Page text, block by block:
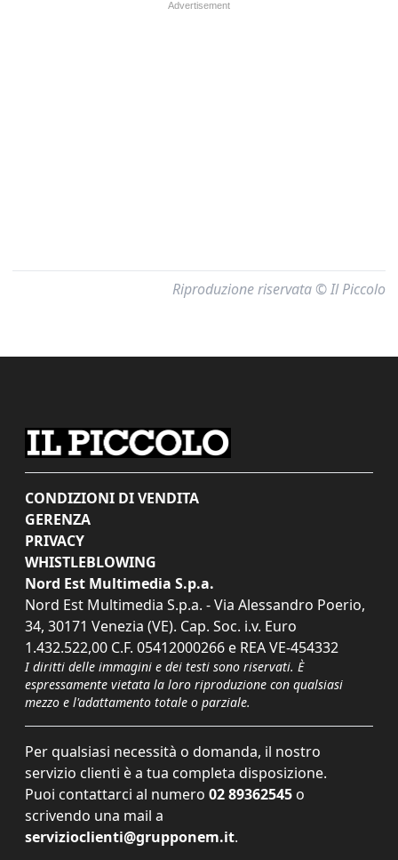
Riproduzione riservata © Il Piccolo
CONDIZIONI DI VENDITA
GERENZA
PRIVACY
WHISTLEBLOWING
Nord Est Multimedia S.p.a.
Nord Est Multimedia S.p.a. - Via Alessandro Poerio,
34, 30171 Venezia (VE). Cap. Soc. i.v. Euro
1.432.522,00 C.F. 05412000266 e REA VE-454332
I diritti delle immagini e dei testi sono riservati. È
espressamente vietata la loro riproduzione con qualsiasi
mezzo e l'adattamento totale o parziale.
Per qualsiasi necessità o domanda, il nostro
servizio clienti è a tua completa disposizione.
Puoi contattarci al numero 02 89362545 o
scrivendo una mail a
servizioclienti@grupponem.it.